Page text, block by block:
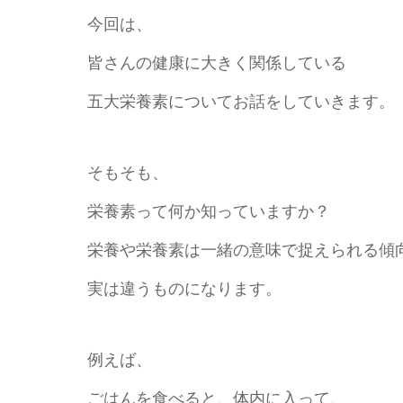
今回は、
皆さんの健康に大きく関係している
五大栄養素についてお話をしていきます。
そもそも、
栄養素って何か知っていますか？
栄養や栄養素は一緒の意味で捉えられる傾
実は違うものになります。
例えば、
ごはんを食べると、体内に入って、